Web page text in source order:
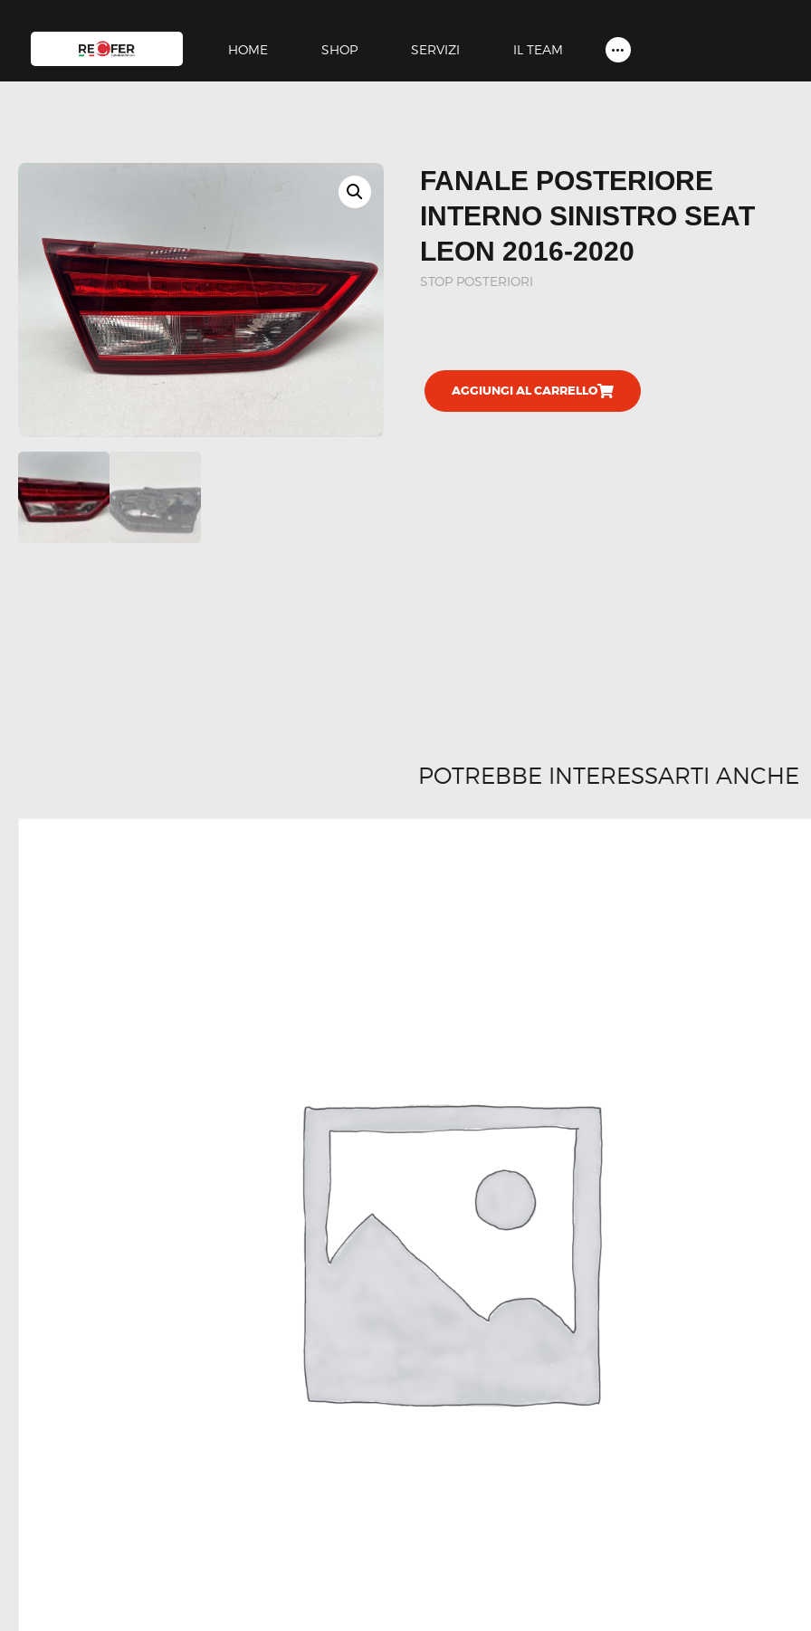
HOME SHOP SERVIZI IL TEAM
SHOP
SERVIZI
ACCOUNT
FANALE POSTERIORE
INTERNO SINISTRO SEAT
LEON 2016-2020
STOP POSTERIORI
AGGIUNGI AL CARRELLO
POTREBBE INTERESSARTI ANCHE